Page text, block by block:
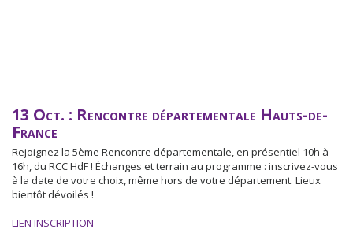
13 Oct. : Rencontre départementale Hauts-de-
France
Rejoignez la 5ème Rencontre départementale, en présentiel 10h à
16h, du RCC HdF ! Échanges et terrain au programme : inscrivez-vous
à la date de votre choix, même hors de votre département. Lieux
bientôt dévoilés !
LIEN INSCRIPTION